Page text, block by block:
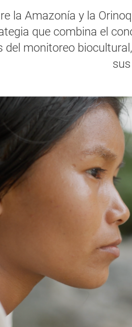
la Amazonía y la
que combina el
del monitoreo